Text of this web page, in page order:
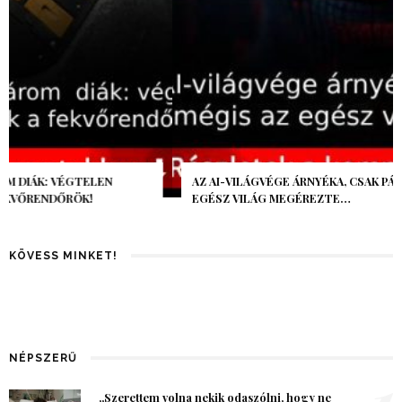
AZ AI-VILÁGVÉGE ÁRNYÉKA, CSAK PÁR ÓRA VOLT, MÉGIS AZ
EGÉSZ VILÁG MEGÉREZTE…
KÖVESS MINKET!
NÉPSZERŰ
„Szerettem volna nekik odaszólni, hogy ne